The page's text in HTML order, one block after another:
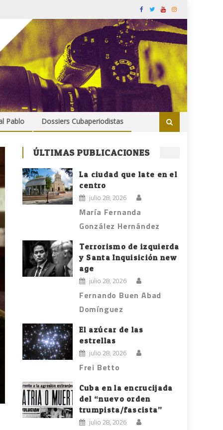
Pablo Dossiers Cubaperiodistas
ÚLTIMAS PUBLICACIONES
La ciudad que late en el
centro
julio 28, 2026
María Fernanda
González Hernández
Terrorismo de izquierda
y Santa Inquisición new
age
julio 28, 2026
Fernando Buen Abad
Domínguez
El azúcar de las
estrellas
julio 28, 2026
Frei Betto
Cuba en la encrucijada
del “nuevo orden
trumpista/fascista”
julio 28, 2026